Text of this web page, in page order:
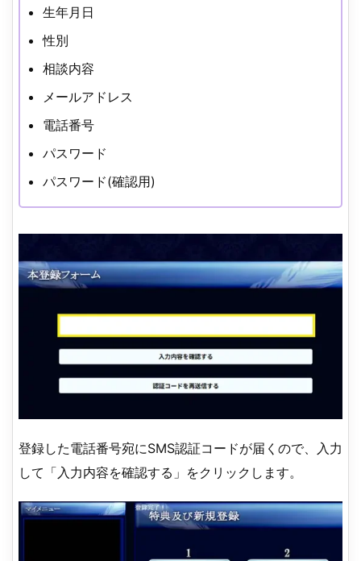
生年月日
性別
相談内容
メールアドレス
電話番号
パスワード
パスワード(確認用)
登録した電話番号宛にSMS認証コードが届くので、入力
して「入力内容を確認する」をクリックします。